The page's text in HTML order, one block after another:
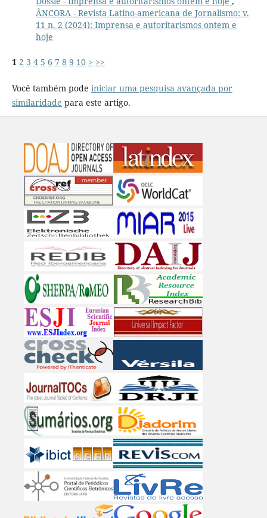
ÂNCORA - Revista Latino-americana de Jornalismo: v.
11 n. 2 (2024): Imprensa e autoritarismos ontem e
hoje
1 2 3 4 5 6 7 8 9 10 > >>
Você também pode iniciar uma pesquisa avançada por
similaridade para este artigo.